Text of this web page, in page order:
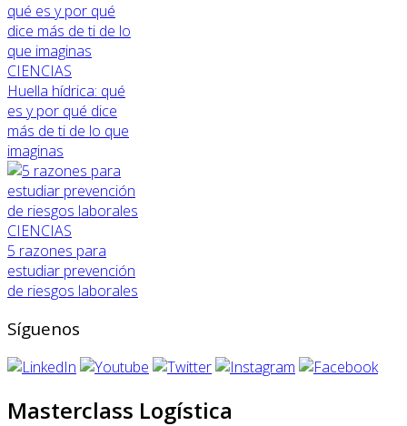
CIENCIAS
Huella hídrica: qué
es y por qué dice
más de ti de lo que
imaginas
CIENCIAS
5 razones para
estudiar prevención
de riesgos laborales
Síguenos
Masterclass Logística